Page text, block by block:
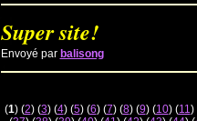
Super site!
Envoyé par balisong
(1) (2) (3) (4) (5) (6) (7) (8) (9) (10) (11)